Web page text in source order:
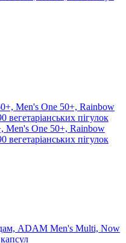
Men's One 50+, Rainbow
вегетаріанських пігулок